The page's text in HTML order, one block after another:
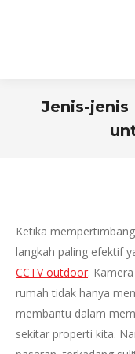
Jenis-jenis
Ketika
langkah paling efektif
CCTV outdoor.
rumah tidak hanya
membantu dalam
sekitar properti kita.